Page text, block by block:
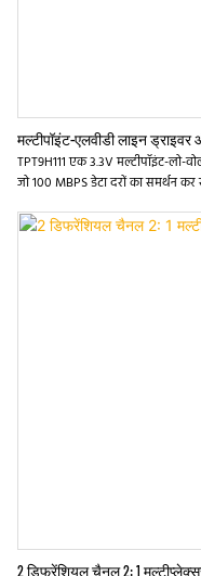
मल्टीपॉइंट-एलवीडी लाइन ड्राइवर
TPT9H111 एक 3.3V मल्टीपॉइंट-लो-
जो 100 MBPS डेटा दरों का समर्थन
मल्टीपॉइंट बसों का समर्थन करने के लिए
2 डिफरेंशियल चैनल 2: 1